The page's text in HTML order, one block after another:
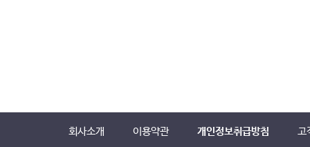
회사소개 이용약관 개인정보취급방침 고